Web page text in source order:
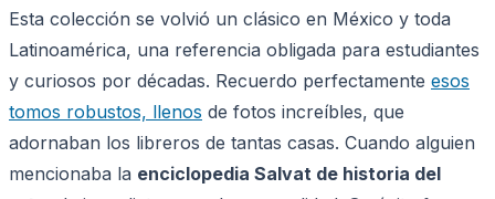
Esta colección se volvió un clásico en México y toda
Latinoamérica, una referencia obligada para estudiantes
y curiosos por décadas. Recuerdo perfectamente esos
tomos robustos, llenos de fotos increíbles, que
adornaban los libreros de tantas casas. Cuando alguien
mencionaba la enciclopedia Salvat de historia del